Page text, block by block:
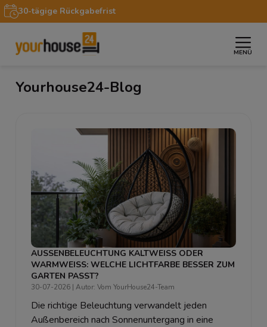
30-tägige Rückgabefrist
MENÜ
Startseite » Blog
Yourhouse24-Blog
AUSSENBELEUCHTUNG KALTWEISS ODER WA
RMWEISS: WELCHE LICHTFARBE BESSER ZUM GAR
TEN PASST?
30-07-2026 | Autor: Vom YourHouse24-Team
Die richtige Beleuchtung verwandelt jeden
Außenbereich nach Sonnenuntergang in eine